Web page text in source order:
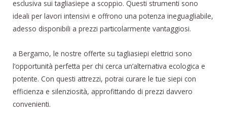
esclusiva sui tagliasiepe a scoppio. Questi strumenti sono
ideali per lavori intensivi e offrono una potenza ineguagliabile,
adesso disponibili a prezzi particolarmente vantaggiosi.
a Bergamo, le nostre offerte su tagliasiepi elettrici sono
l’opportunità perfetta per chi cerca un’alternativa ecologica e
potente. Con questi attrezzi, potrai curare le tue siepi con
efficienza e silenziosità, approfittando di prezzi davvero
convenienti.